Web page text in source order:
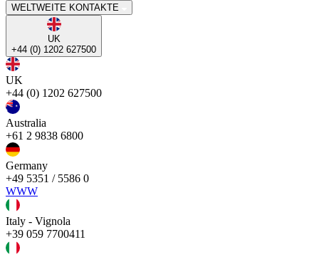
WELTWEITE KONTAKTE
UK
+44 (0) 1202 627500
UK
+44 (0) 1202 627500
Australia
+61 2 9838 6800
Germany
+49 5351 / 5586 0
WWW
Italy - Vignola
+39 059 7700411